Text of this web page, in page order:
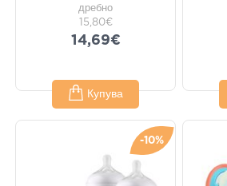
дребно
15,80€
14,69€
Купува
-10%